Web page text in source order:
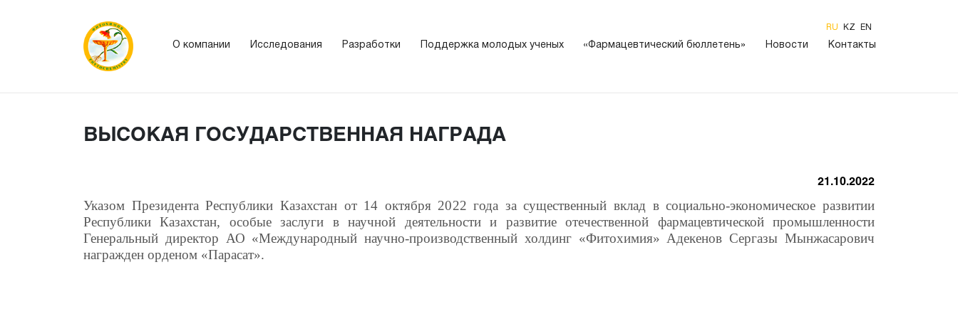
RU KZ EN
О компании Исследования Разработки Поддержка молодых ученых «Фармацевтический бюллетень» Новости Контакты
ВЫСОКАЯ ГОСУДАРСТВЕННАЯ НАГРАДА
21.10.2022
Указом Президента Республики Казахстан от 14 октября 2022 года за существенный вклад в социально-экономическое развитии
Республики Казахстан, особые заслуги в научной деятельности и развитие отечественной фармацевтической промышленности
Генеральный директор АО «Международный научно-производственный холдинг «Фитохимия» Адекенов Сергазы Мынжасарович
награжден орденом «Парасат».